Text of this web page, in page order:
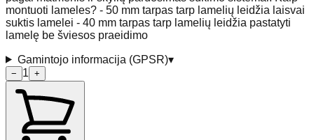
montuoti lameles? - 50 mm tarpas tarp lamelių leidžia laisvai
suktis lamelei - 40 mm tarpas tarp lamelių leidžia pastatyti
lamelę be šviesos praeidimo
Gamintojo informacija (GPSR)▾
− 1 +